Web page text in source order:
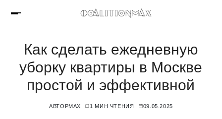
Как сделать ежедневную
уборку квартиры в Москве
простой и эффективной
АВТОРMAX 1 МИН ЧТЕНИЯ 09.05.2025